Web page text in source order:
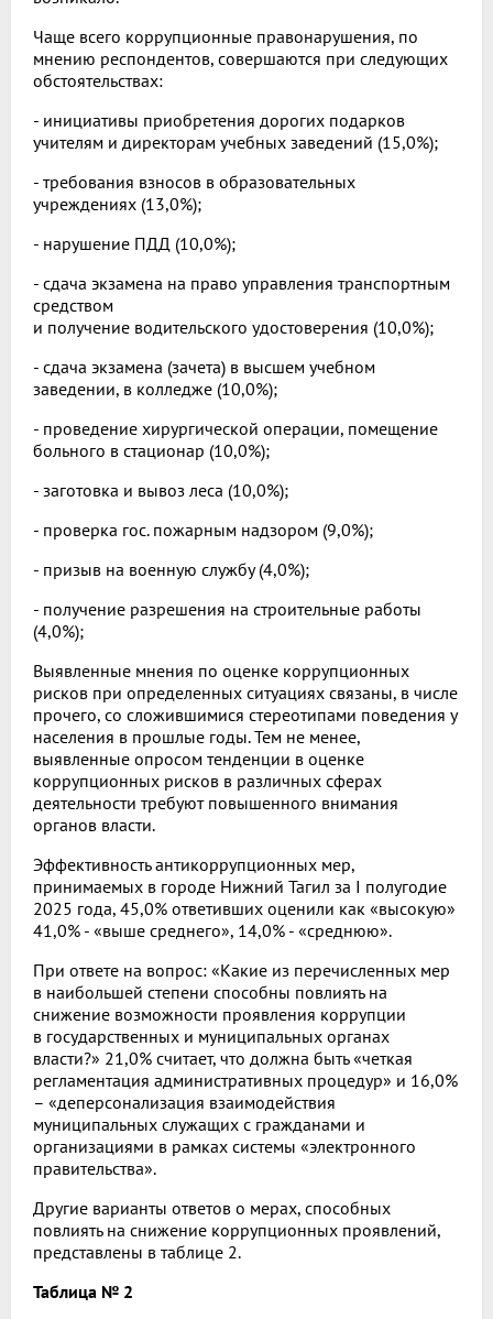
Чаще всего коррупционные правонарушения, по
мнению респондентов, совершаются при следующих
обстоятельствах:
- инициативы приобретения дорогих подарков
учителям и директорам учебных заведений (15,0%);
- требования взносов в образовательных
учреждениях (13,0%);
- нарушение ПДД (10,0%);
- сдача экзамена на право управления транспортным
средством
и получение водительского удостоверения (10,0%);
- сдача экзамена (зачета) в высшем учебном
заведении, в колледже (10,0%);
- проведение хирургической операции, помещение
больного в стационар (10,0%);
- заготовка и вывоз леса (10,0%);
- проверка гос. пожарным надзором (9,0%);
- призыв на военную службу (4,0%);
- получение разрешения на строительные работы
(4,0%);
Выявленные мнения по оценке коррупционных
рисков при определенных ситуациях связаны, в числе
прочего, со сложившимися стереотипами поведения у
населения в прошлые годы. Тем не менее,
выявленные опросом тенденции в оценке
коррупционных рисков в различных сферах
деятельности требуют повышенного внимания
органов власти.
Эффективность антикоррупционных мер,
принимаемых в городе Нижний Тагил за I полугодие
2025 года, 45,0% ответивших оценили как «высокую»
41,0% - «выше среднего», 14,0% - «среднюю».
При ответе на вопрос: «Какие из перечисленных мер
в наибольшей степени способны повлиять на
снижение возможности проявления коррупции
в государственных и муниципальных органах
власти?» 21,0% считает, что должна быть «четкая
регламентация административных процедур» и 16,0%
– «деперсонализация взаимодействия
муниципальных служащих с гражданами и
организациями в рамках системы «электронного
правительства».
Другие варианты ответов о мерах, способных
повлиять на снижение коррупционных проявлений,
представлены в таблице 2.
Таблица № 2